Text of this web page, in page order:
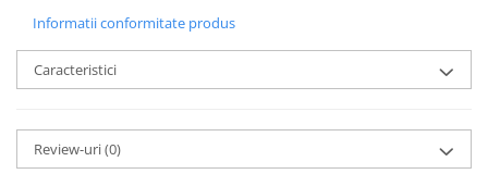
Informatii conformitate produs
Caracteristici
Review-uri(0)